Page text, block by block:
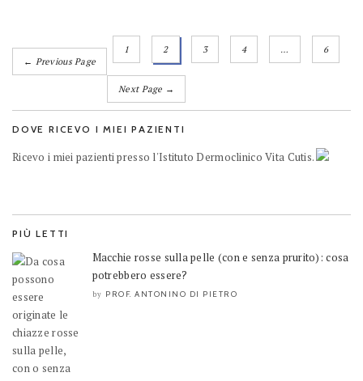
← Previous Page
1 2 3 4 … 6
Next Page →
DOVE RICEVO I MIEI PAZIENTI
Ricevo i miei pazienti presso l'Istituto Dermoclinico Vita Cutis.
PIÙ LETTI
Macchie rosse sulla pelle (con e senza prurito): cosa
potrebbero essere?
by PROF. ANTONINO DI PIETRO